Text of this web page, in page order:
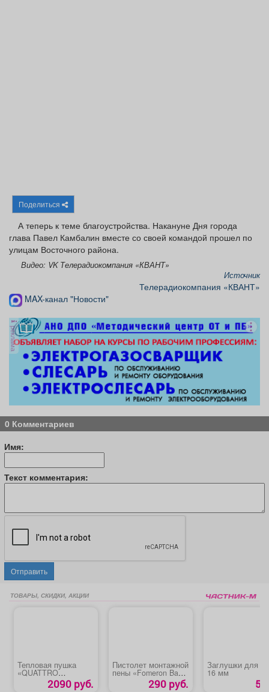
Поделиться
А теперь к теме благоустройства. Накануне Дня города
глава Павел Камбалин вместе со своей командой прошел по
улицам Восточного района.
Видео: VK Телерадиокомпания «КВАНТ»
Источник
Телерадиокомпания «КВАНТ»
MAX-канал "Новости"
реклама
0 Комментариев
Имя:
Текст комментария:
Отправить
ТОВАРЫ, СКИДКИ, АКЦИИ
Тепловая пушка
«QUATTRO
ELEMENTI QE-2090 руб.
Пистолет монтажной
пены «Fomeron Basic
290 руб.
Заглушки для
16 мм
5